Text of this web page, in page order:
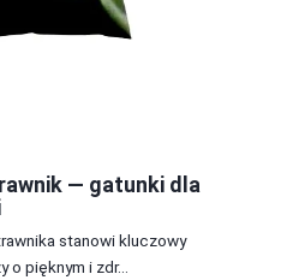
— gatunki dla
stanowi kluczowy
o pięknym i zdr...